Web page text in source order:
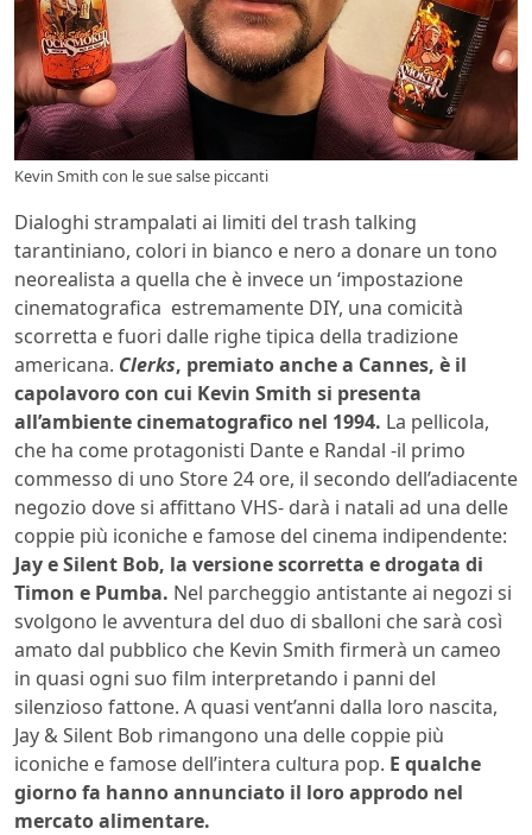
Kevin Smith con le sue salse piccanti
Dialoghi strampalati ai limiti del trash talking
tarantiniano, colori in bianco e nero a donare un tono
neorealista a quella che è invece un ‘impostazione
cinematografica estremamente DIY, una comicità
scorretta e fuori dalle righe tipica della tradizione
americana. Clerks, premiato anche a Cannes, è il
capolavoro con cui Kevin Smith si presenta
all’ambiente cinematografico nel 1994. La pellicola,
che ha come protagonisti Dante e Randal -il primo
commesso di uno Store 24 ore, il secondo dell’adiacente
negozio dove si affittano VHS- darà i natali ad una delle
coppie più iconiche e famose del cinema indipendente:
Jay e Silent Bob, la versione scorretta e drogata di
Timon e Pumba. Nel parcheggio antistante ai negozi si
svolgono le avventura del duo di sballoni che sarà così
amato dal pubblico che Kevin Smith firmerà un cameo
in quasi ogni suo film interpretando i panni del
silenzioso fattone. A quasi vent’anni dalla loro nascita,
Jay & Silent Bob rimangono una delle coppie più
iconiche e famose dell’intera cultura pop. E qualche
giorno fa hanno annunciato il loro approdo nel
mercato alimentare.